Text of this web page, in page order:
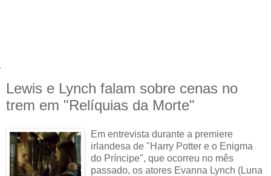
Lewis e Lynch falam sobre cenas no
trem em "Relíquias da Morte"
Em entrevista durante a premiere
irlandesa de "Harry Potter e o Enigma
do Príncipe", que ocorreu no mês
passado, os atores Evanna Lynch (Luna